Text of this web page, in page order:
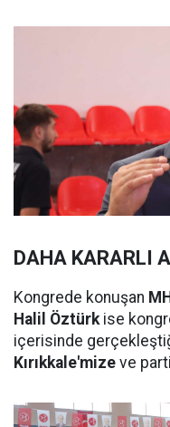
DAHA KARARLI
Kongrede konuşan
Halil Öztürkise
içerisinde
Kırıkkale'mize ve